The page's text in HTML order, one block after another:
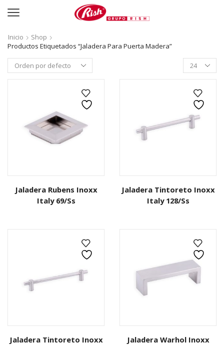
Inicio
Shop
Productos Etiquetados “jaladera Para Puerta Madera”
Productos
per
Jaladera Rubens Inoxx
Italy 69/Ss
Jaladera Tintoreto Inoxx
Italy 128/Ss
Jaladera Tintoreto Inoxx
Jaladera Warhol Inoxx